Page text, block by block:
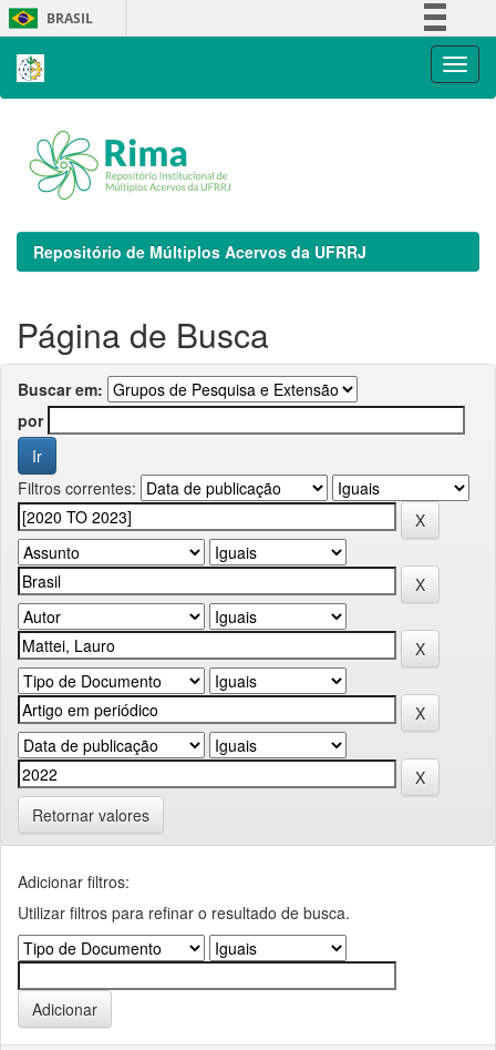
Skip
navigation
BRASIL
Repositório de Múltiplos Acervos da UFRRJ
Página de Busca
Buscar em:
por
Filtros correntes:
Retornar valores
Adicionar filtros:
Utilizar filtros para refinar o resultado de busca.